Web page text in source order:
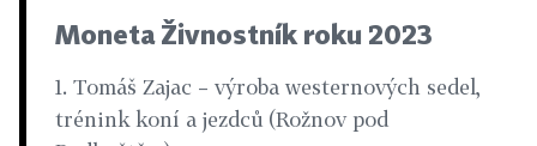
Moneta Živnostník roku 2023
1. Tomáš Zajac – výroba westernových sedel,
trénink koní a jezdců (Rožnov pod